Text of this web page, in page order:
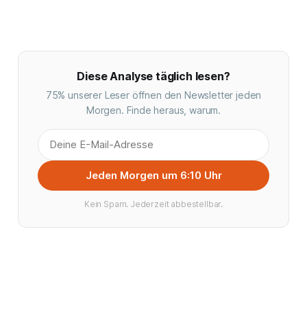
Diese Analyse täglich lesen?
75% unserer Leser öffnen den Newsletter jeden
Morgen. Finde heraus, warum.
Jeden Morgen um 6:10 Uhr
Kein Spam. Jederzeit abbestellbar.